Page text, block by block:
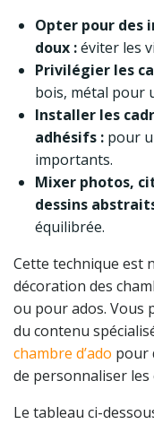
Opter pour des
doux :éviter les
Privilégier les
bois, métal pour
Installer les
adhésifs : pour
importants.
Mixer photos,
dessins
équilibrée.
Cette technique est
décoration des
ou pour ados. Vous
du contenu
chambre d’ado pour
de personnaliser les
Le tableau ci-